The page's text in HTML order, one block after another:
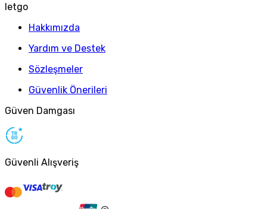
letgo
Hakkımızda
Yardım ve Destek
Sözleşmeler
Güvenlik Önerileri
Güven Damgası
Güvenli Alışveriş